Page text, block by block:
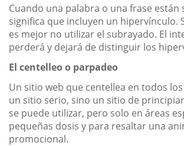
Cuando una palabra o una frase están
significa que incluyen un hipervínculo.
es mejor no utilizar el subrayado. El
perderá y dejará de distinguir los
El centelleo o parpadeo
Un sitio web que centellea en todos
un sitio serio, sino un sitio de
se puede utilizar, pero solo en áreas
pequeñas dosis y para resaltar una
promocional.